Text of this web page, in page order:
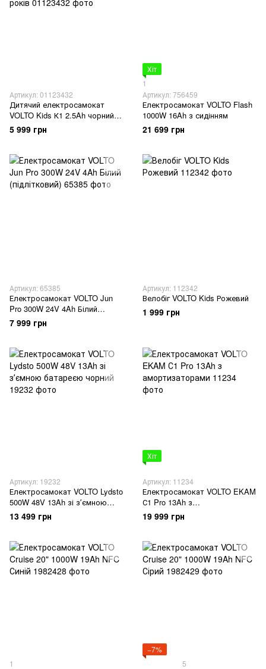
Артикул: 01123432
Дитячий електросамокат
VOLTO Kids К1 2.5Ah чорний,
для дітей від 4 років
5 999 грн
Хіт
1
Артикул: 756459
Електросамокат VOLTO Flash
1000W 16Ah з сидінням
21 699 грн
Артикул: 65385
Електросамокат VOLTO Jun
Pro 300W 24V 4Ah Білий
(підлітковий)
7 999 грн
Артикул: 112342
Велобіг VOLTO Kids Рожевий
1 999 грн
Артикул: 19232
Електросамокат VOLTO Lydsto
500W 48V 13Ah зі зʼємною
батареєю чорний
13 499 грн
Хіт
Артикул: 11234
Електросамокат VOLTO EKAM
С1 Pro 13Ah з
амортизаторами
19 999 грн
1
−7%
5